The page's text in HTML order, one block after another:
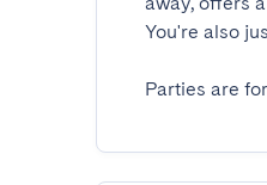
You're also
Parties are